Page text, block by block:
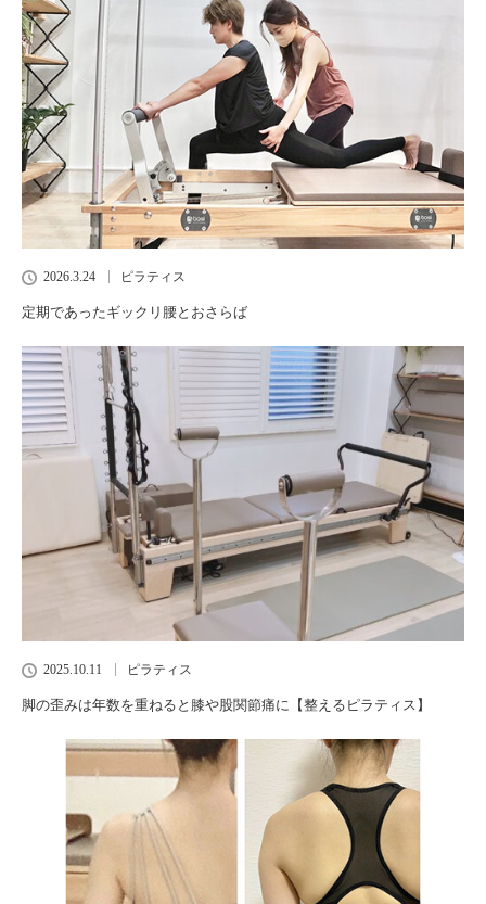
2026.3.24 ピラティス
定期であったギックリ腰とおさらば
2025.10.11 ピラティス
脚の歪みは年数を重ねると膝や股関節痛に【整えるピラティス】